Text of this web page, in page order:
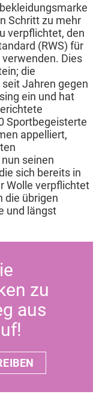
Schritt zu mehr
verpflichtet, den
(RWS) für
Dies
die
Jahren gegen
ein und hat
Sportbegeisterte
appelliert,
seinen
sich bereits in
Wolle verpflichtet
die übrigen
und längst
zu
aus